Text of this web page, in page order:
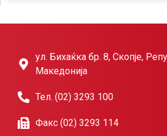
ул. Бихаќка бр. 8, Скопје,
Македонија
Тел. (02) 3293 100
Факс (02) 3293 114